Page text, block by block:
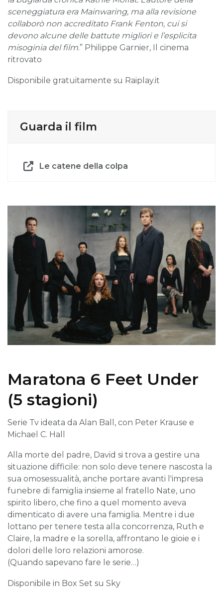
sceneggiatura era Mainwaring, ma alla revisione
collaborò non accreditato Frank Fenton, cui si
devono alcune delle battute migliori e l’esplicita
misoginia del film.” Philippe Garnier, Il cinema
ritrovato
Disponibile gratuitamente su Raiplay.it
Guarda il film
Le catene della colpa
Maratona 6 Feet Under
(5 stagioni)
Serie Tv ideata da Alan Ball, con Peter Krause e
Michael C. Hall
Alla morte del padre, David si trova a gestire una
situazione difficile: non solo deve tenere nascosta la
sua omosessualità, anche portare avanti l'impresa
funebre di famiglia insieme al fratello Nate, uno
spirito libero, che fino a quel momento aveva
dimenticato di avere una famiglia. Mentre i due
lottano per tenere testa alla concorrenza, Ruth e
Claire, la madre e la sorella, affrontano le gioie e i
dolori delle loro relazioni amorose.
(Quando sapevano fare le serie…)
Disponibile in Box Set su Sky